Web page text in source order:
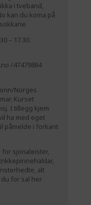
i tveband,
kan du koma på
– 17.30.
/47479884
Norges
Kurset
I tillegg kjem
ha med eget
påmelde i forkant
sjonaleister,
alt
for sal her.